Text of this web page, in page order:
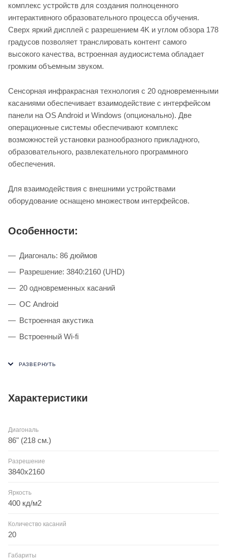
комплекс устройств для создания полноценного
интерактивного образовательного процесса обучения.
Сверх яркий дисплей с разрешением 4K и углом обзора 178
градусов позволяет транслировать контент самого
высокого качества, встроенная аудиосистема обладает
громким объемным звуком.
Сенсорная инфракрасная технология с 20 одновременными
касаниями обеспечивает взаимодействие с интерфейсом
панели на OS Android и Windows (опционально). Две
операционные системы обеспечивают комплекс
возможностей установки разнообразного прикладного,
образовательного, развлекательного программного
обеспечения.
Для взаимодействия с внешними устройствами
оборудование оснащено множеством интерфейсов.
Особенности:
Диагональ: 86 дюймов
Разрешение: 3840:2160 (UHD)
20 одновременных касаний
ОС Android
Встроенная акустика
Встроенный Wi-fi
Характеристики
Диагональ
86" (218 см.)
Разрешение
3840x2160
Яркость
400 кд/м2
Количество касаний
20
Габариты